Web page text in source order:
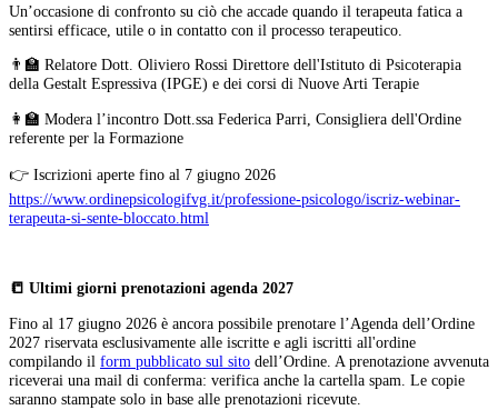
Un’occasione di confronto su ciò che accade quando il terapeuta fatica a
sentirsi efficace, utile o in contatto con il processo terapeutico.
👨‍🏫 Relatore Dott. Oliviero Rossi Direttore dell'Istituto di Psicoterapia
della Gestalt Espressiva (IPGE) e dei corsi di Nuove Arti Terapie
👩‍🏫 Modera l’incontro Dott.ssa Federica Parri, Consigliera dell'Ordine
referente per la Formazione
👉 Iscrizioni aperte fino al 7 giugno 2026
https://www.ordinepsicologifvg.it/professione-psicologo/iscriz-webinar-
terapeuta-si-sente-bloccato.html
📒 Ultimi giorni prenotazioni agenda 2027
Fino al 17 giugno 2026 è ancora possibile prenotare l’Agenda dell’Ordine
2027 riservata esclusivamente alle iscritte e agli iscritti all'ordine
compilando il form pubblicato sul sito dell’Ordine. A prenotazione avvenuta
riceverai una mail di conferma: verifica anche la cartella spam. Le copie
saranno stampate solo in base alle prenotazioni ricevute.